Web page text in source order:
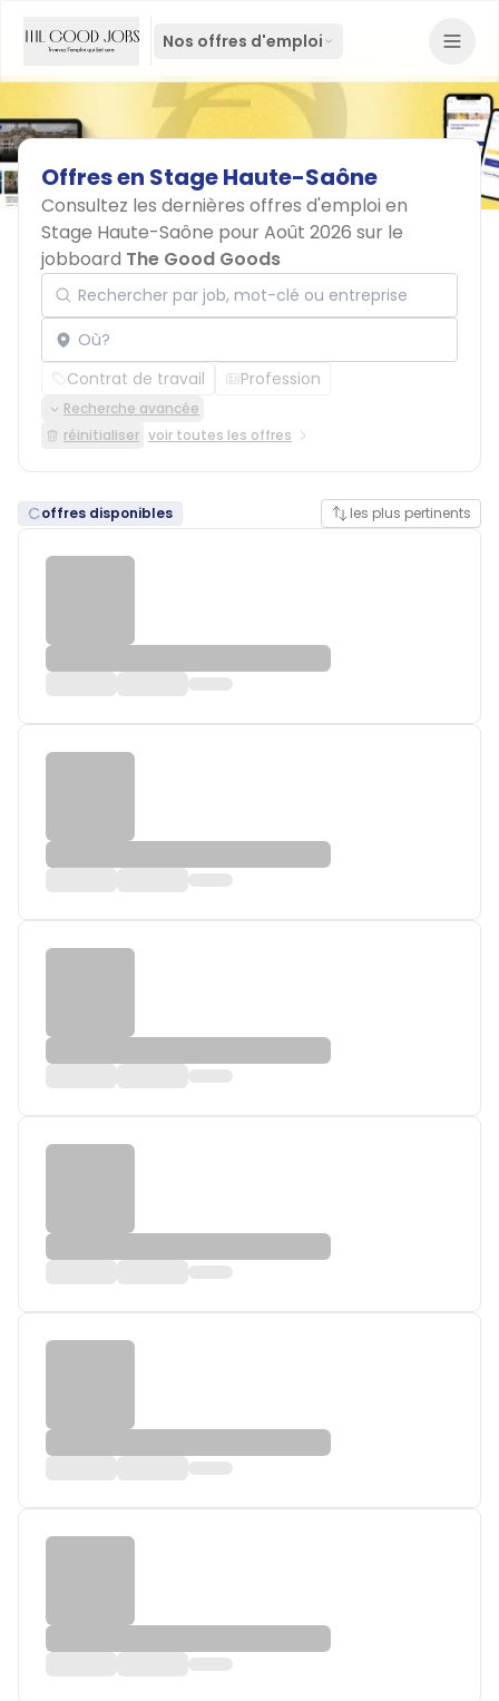
Nos offres d'emploi
Offresen StageHaute-Saône
Consultez les dernières offres d'emploi en
Stage Haute-Saône pour Août 2026 sur le
jobboard The Good Goods
Rechercher par job, mot-clé ou entreprise
Localisation
Contrat de travail Profession
Recherche avancée
réinitialiser voir toutes les offres
offres disponibles les plus pertinents